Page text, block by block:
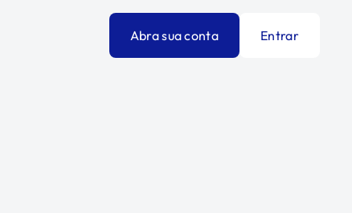
Abra sua conta Entrar